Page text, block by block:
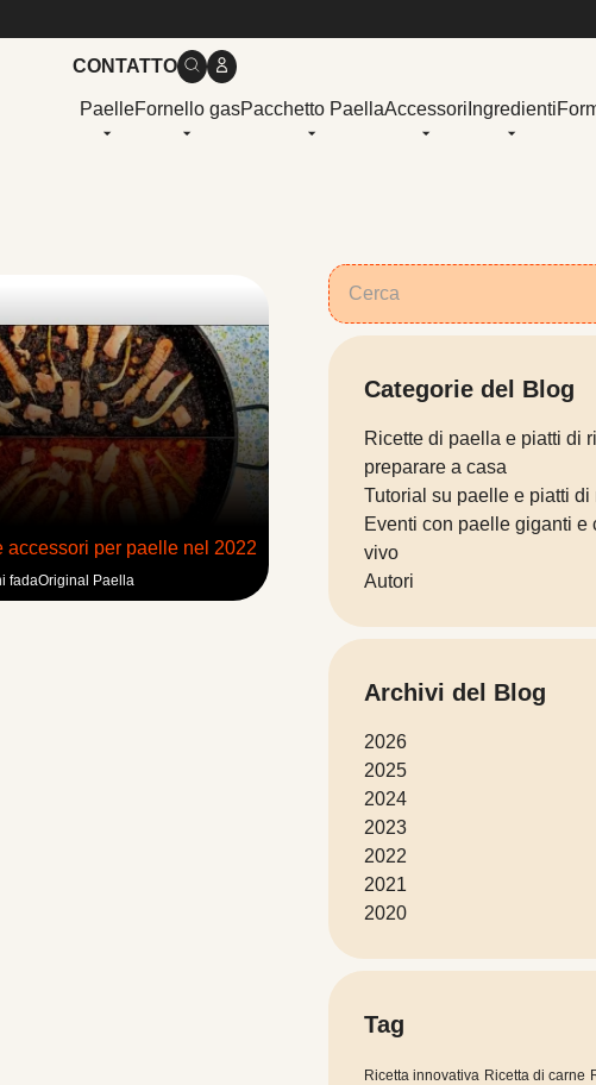
CONTATTO
PaelleFornello gasPacchetto PaellaAccessori Ingredienti
accessori per paelle nel 2022
fadaOriginal Paella
Categorie del Blog
Ricette di paella e piatti di
preparare a casa
Tutorial su paelle e piatti di
Eventi con paelle giganti e
vivo
Autori
Archivi del Blog
2026
2025
2024
2023
2022
2021
2020
Tag
Ricetta innovativa Ricetta di carne